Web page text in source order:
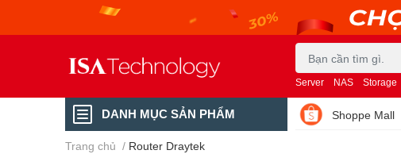
Server NAS Storage
DANH MỤC SẢN PHẨM Shoppe Mall
Trang chủ / Router Draytek